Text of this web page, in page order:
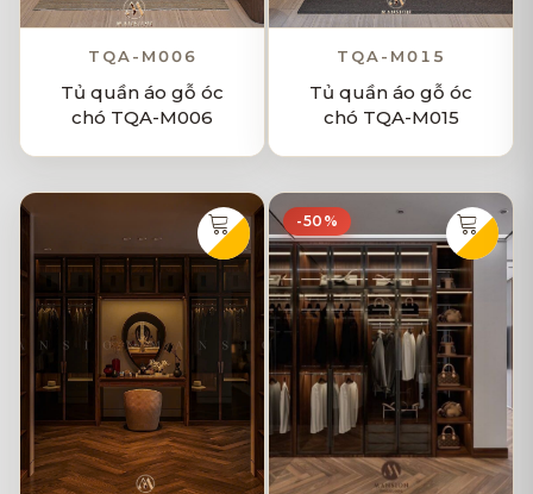
TQA-M006
Tủ quần áo gỗ óc
chó TQA-M006
TQA-M015
Tủ quần áo gỗ óc
chó TQA-M015
-50%